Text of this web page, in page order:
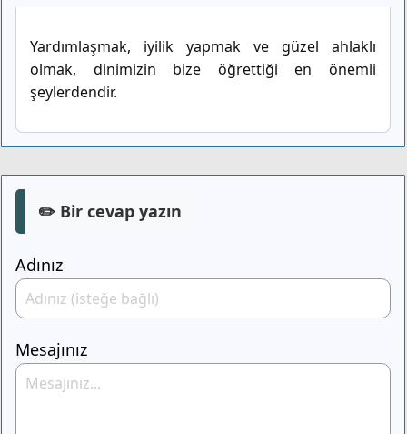
Yardımlaşmak, iyilik yapmak ve güzel ahlaklı
olmak, dinimizin bize öğrettiği en önemli
şeylerdendir.
✏️ Bir cevap yazın
Adınız
Mesajınız